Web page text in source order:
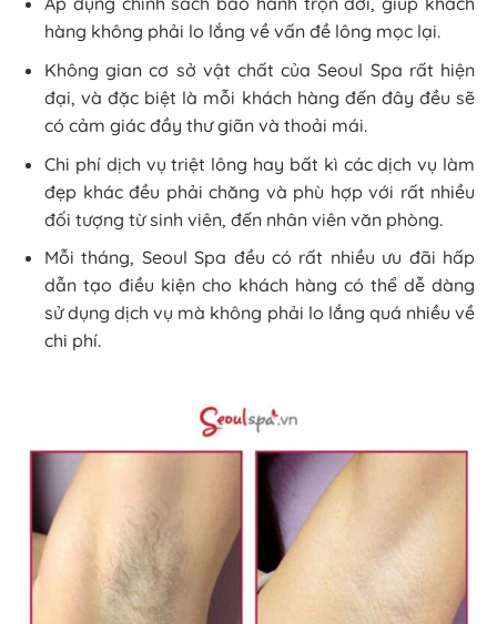
hàng không phải lo lắng về vấn đề lông mọc lại.
Không gian cơ sở vật chất của Seoul Spa rất hiện
đại, và đặc biệt là mỗi khách hàng đến đây đều sẽ
có cảm giác đầy thư giãn và thoải mái.
Chi phí dịch vụ triệt lông hay bất kì các dịch vụ làm
đẹp khác đều phải chăng và phù hợp với rất nhiều
đối tượng từ sinh viên, đến nhân viên văn phòng.
Mỗi tháng, Seoul Spa đều có rất nhiều ưu đãi hấp
dẫn tạo điều kiện cho khách hàng có thể dễ dàng
sử dụng dịch vụ mà không phải lo lắng quá nhiều về
chi phí.